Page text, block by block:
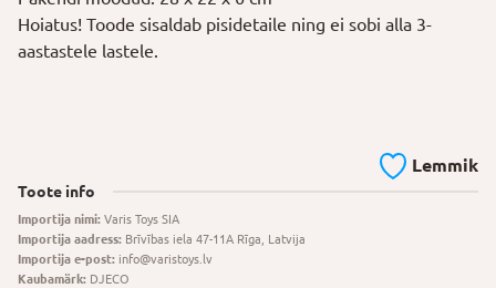
Hoiatus! Toode sisaldab pisidetaile ning ei sobi alla 3-
aastastele lastele.
Lemmik
Toote info
Importija nimi: Varis Toys SIA
Importija aadress: Brīvības iela 47-11A Rīga, Latvija
Importija e-post: info@varistoys.lv
Kaubamärk: DJECO